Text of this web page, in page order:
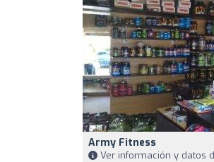
Army Fitness
Ver información y datos